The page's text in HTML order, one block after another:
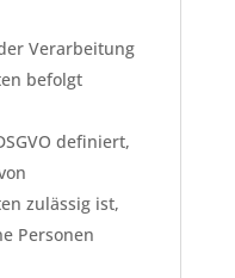
Verarbeitung
befolgt
definiert,
zulässig ist,
Personen